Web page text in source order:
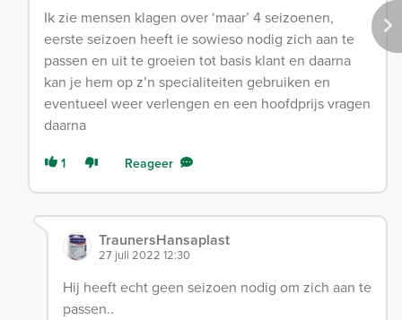
Ik zie mensen klagen over ‘maar’ 4 seizoenen,
eerste seizoen heeft ie sowieso nodig zich aan te
passen en uit te groeien tot basis klant en daarna
kan je hem op z’n specialiteiten gebruiken en
eventueel weer verlengen en een hoofdprijs vragen
daarna
1 Reageer
TraunersHansaplast
27 juli 2022 12:30
Hij heeft echt geen seizoen nodig om zich aan te
passen..